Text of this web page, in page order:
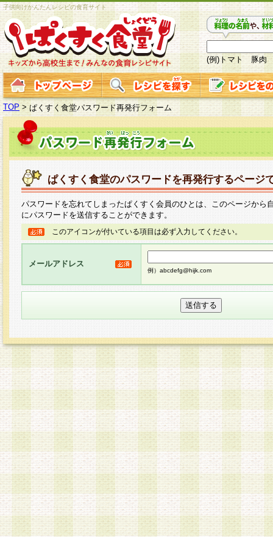
子供向けかんたんレシピの食育サイト
(例)トマト 豚肉
TOP > ぱくすく食堂パスワード再発行フォーム
ぱくすく食堂のパスワードを再発行するページ
パスワードを忘れてしまったぱくすく会員のひとは、このページから
にパスワードを送信することができます。
このアイコンが付いている項目は必ず入力してください。
メールアドレス
例）abcdefg@hijk.com